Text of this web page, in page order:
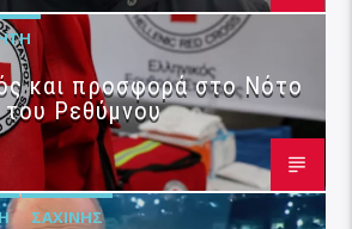
και προσφορά στο Νότο
του Ρεθύμνου
ΣΑΧΊΝΗΣ